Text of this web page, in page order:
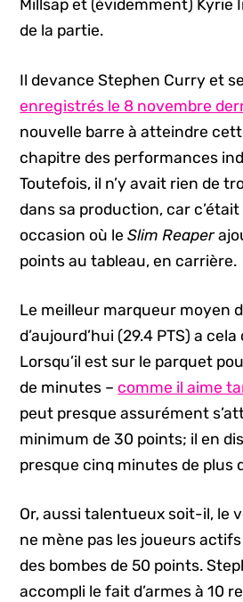
Millsap et (évidemment) Kyrie
de la partie.
Il devance Stephen Curry et
enregistrés le 8 novembre
nouvelle barre à atteindre
chapitre des performances
Toutefois, il n’y avait rien de
dans sa production, car
occasion où leSlim Reaper
points au tableau, en carrière.
Le meilleur marqueur moyen
d’aujourd’hui (29.4 PTS) a
Lorsqu’il est sur le parquet
de minutes –comme il aime
peut presque assurément
minimum de 30 points; il en
presque cinq minutes de plus
Or, aussi talentueux soit-il, le
ne mène pas les joueurs
des bombes de 50 points.
accompli le fait d’armes à 10